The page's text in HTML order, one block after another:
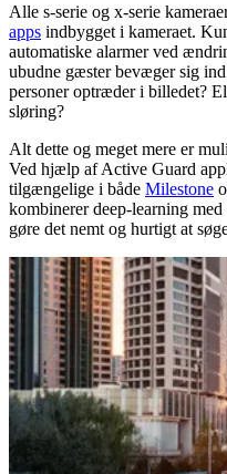
Alle s-serie og x-serie
apps indbygget i kameraet.
automatiske alarmer ved
ubudne gæster bevæger sig
personer optræder i billedet?
sløring?
Alt dette og meget mere er
Ved hjælp af Active Guard
tilgængelige i både Milestone
kombinerer deep-learning
gøre det nemt og hurtigt at